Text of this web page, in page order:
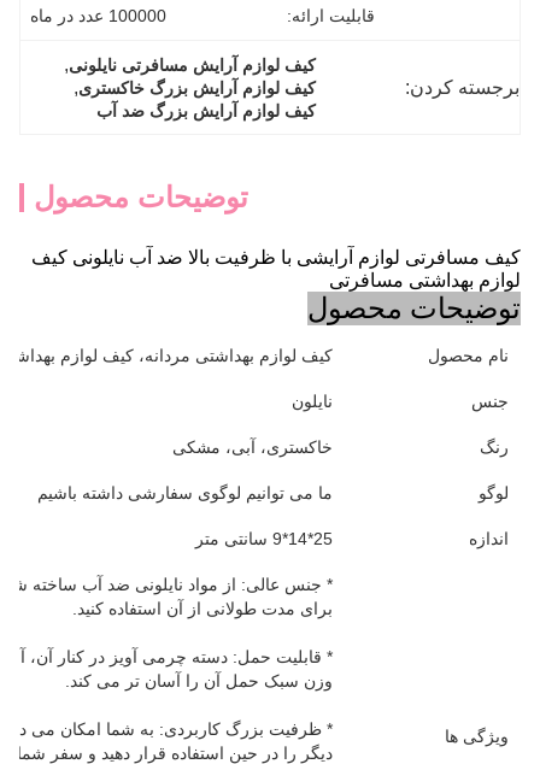
قابلیت ارائه: 100000 عدد در ماه
برجسته کردن:
کیف لوازم آرایش مسافرتی نایلونی,
کیف لوازم آرایش بزرگ خاکستری,
کیف لوازم آرایش بزرگ ضد آب
توضیحات محصول
کیف مسافرتی لوازم آرایشی با ظرفیت بالا ضد آب نایلونی کیف
لوازم بهداشتی مسافرتی
توضیحات محصول
نام محصول کیف لوازم بهداشتی مردانه، کیف لوازم
جنس نایلون
رنگ خاکستری، آبی، مشکی
لوگو ما می توانیم لوگوی سفارشی داشته باشیم
اندازه 25*14*9 سانتی متر
ویژگی ها
* جنس عالی: از مواد نایلونی ضد آب ساخته
برای مدت طولانی از آن استفاده کنید.
* قابلیت حمل: دسته چرمی آویز در کنار آن،
وزن سبک حمل آن را آسان تر می کند.
* ظرفیت بزرگ کاربردی: به شما امکان می دهد
دیگر را در حین استفاده قرار دهید و سفر شما